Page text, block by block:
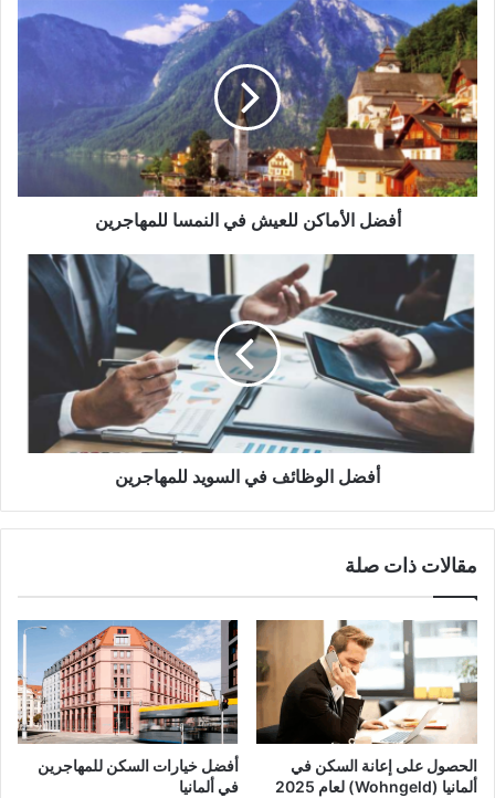
أفضل
الأماكن
للعيش
في
النمسا
للمهاجرين
أفضل الأماكن للعيش في النمسا للمهاجرين
أفضل
الوظائف
في
السويد
للمهاجرين
أفضل الوظائف في السويد للمهاجرين
مقالات ذات صلة
الحصول على إعانة السكن في
ألمانيا (Wohngeld) لعام 2025
أفضل خيارات السكن للمهاجرين
في ألمانيا